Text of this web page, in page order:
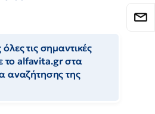
τις σημαντικές
το alfavita.gr στα
αναζήτησης της